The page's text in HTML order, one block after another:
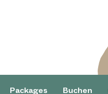
Packages Buchen